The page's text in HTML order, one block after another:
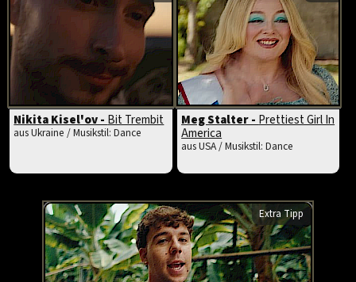
Nikita Kisel'ov - Bit Trembit
aus Ukraine / Musikstil: Dance
Meg Stalter - Prettiest Girl In
America
aus USA / Musikstil: Dance
Extra Tipp